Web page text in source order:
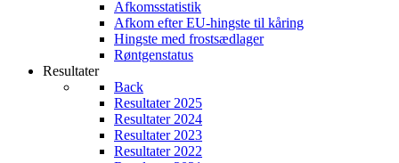
Afkomsstatistik
Afkom efter EU-hingste til kåring
Hingste med frostsædlager
Røntgenstatus
Resultater
Back
Resultater 2025
Resultater 2024
Resultater 2023
Resultater 2022